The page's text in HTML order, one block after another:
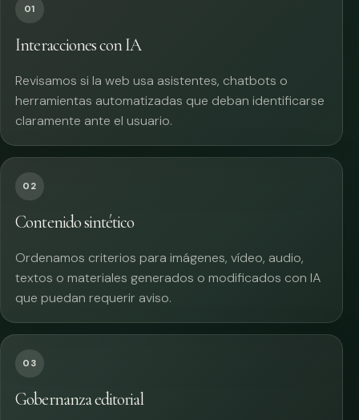
01
Interacciones con IA
Revisamos si la web usa asistentes, chatbots o
herramientas automatizadas que deban identificarse
claramente ante el usuario.
02
Contenido sintético
Ordenamos criterios para imágenes, vídeo, audio,
textos o materiales generados o modificados con IA
que puedan requerir aviso.
03
Gobernanza editorial